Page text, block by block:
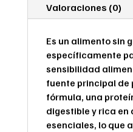
Valoraciones (0)
Es un alimento sin
específicamente
sensibilidad
fuente principal de
fórmula, una
digestible y rica en
esenciales, lo que